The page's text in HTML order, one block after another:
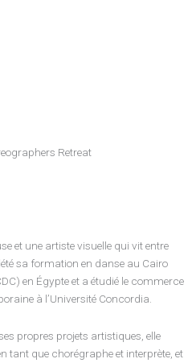
Retreat
et une artiste visuelle qui vit entre
sa formation en danse au Cairo
en Égypte et a étudié le commerce
à l’Université Concordia.
propres projets artistiques, elle
tant que chorégraphe et interprète, et